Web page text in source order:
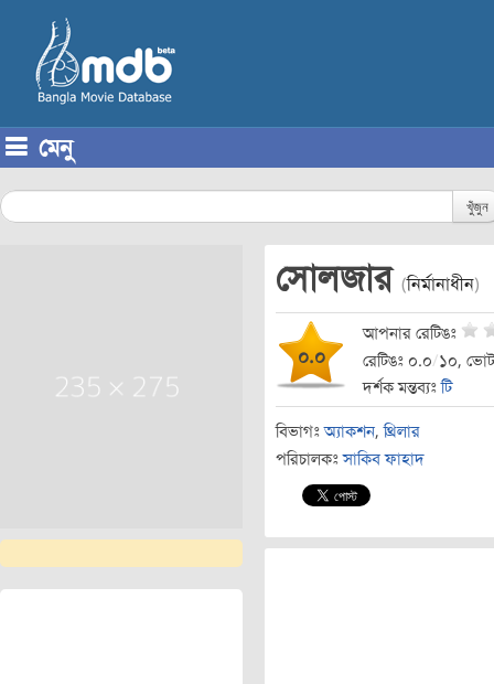
মেনু
খুঁজুন
সোলজার (নির্মানাধীন)
০.০
আপনার রেটিঙঃ
রেটিঙঃ ০.০/১০,
দর্শক মন্তব্যঃটি
বিভাগঃ অ্যাকশন,থ্রিলার
পরিচালকঃ সাকিব ফাহাদ